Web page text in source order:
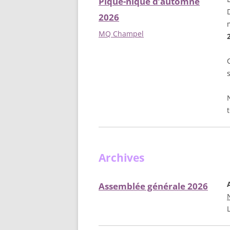
2026
MQ Champel
Archives
Assemblée générale 2026